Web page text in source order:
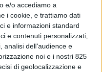
e/o accediamo a
i cookie, e trattiamo dati
e informazioni standard
e contenuti personalizzati,
analisi dell'audience e
noi e i nostri 825
di geolocalizzazione e